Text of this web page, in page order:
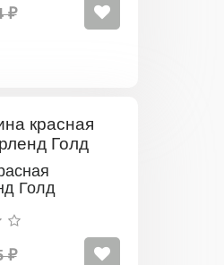
₽
Голд
₽